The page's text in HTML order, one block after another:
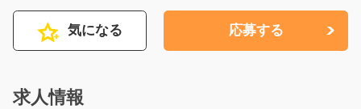
気になる 応募する
求人情報